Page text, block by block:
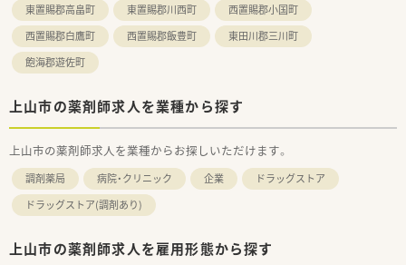
東置賜郡高畠町
東置賜郡川西町
西置賜郡小国町
西置賜郡白鷹町
西置賜郡飯豊町
東田川郡三川町
飽海郡遊佐町
上山市の薬剤師求人を業種から探す
上山市の薬剤師求人を業種からお探しいただけます。
調剤薬局 病院・クリニック 企業
ドラッグストア
ドラッグストア(調剤あり)
上山市の薬剤師求人を雇用形態から探す